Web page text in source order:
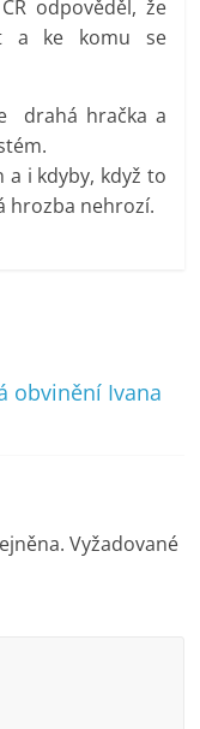
odpověděl, že
a ke komu se
drahá hračka a
a i kdyby, když to
hrozba nehrozí.
obvinění Ivana
Vyžadované